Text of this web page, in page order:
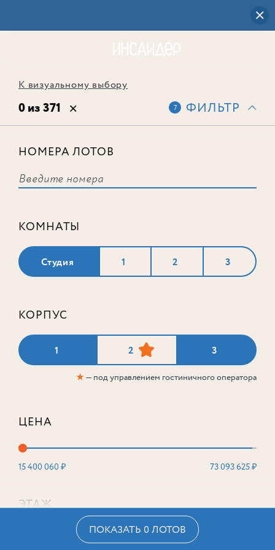
К визуальному выбору
0 из 371 7 ФИЛЬТР
НОМЕРА ЛОТОВ
КОМНАТЫ
Студия 1 2 3
КОРПУС
1 2 3
★— под управлением гостиничного оператора
ЦЕНА
15 400 060 ₽ 73 093 625 ₽
ЭТАЖ
ПОКАЗАТЬ 0 ЛОТОВ
соответствует ни одного лота